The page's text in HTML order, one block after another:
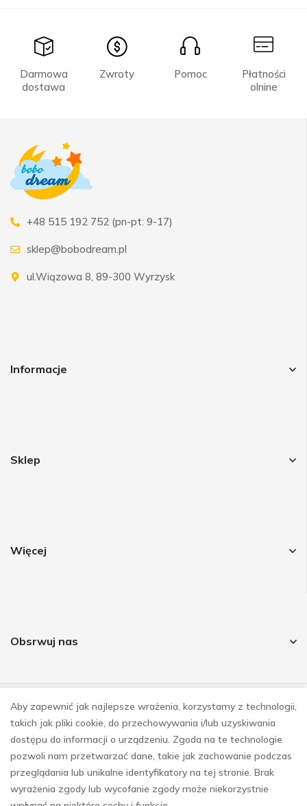
Darmowa
dostawa
Zwroty Pomoc
Płatności
olnine
+48 515 192 752 (pn-pt: 9-17)
sklep@bobodream.pl
ul.Wiązowa 8, 89-300 Wyrzysk
Informacje
Sklep
Więcej
Obsrwuj nas
© COPYRIGHT 2023
REALIZACJAE-SKLEPY INVESTNET
Aby zapewnić jak najlepsze wrażenia, korzystamy z technologii,
takich jak pliki cookie, do przechowywania i/lub uzyskiwania
dostępu do informacji o urządzeniu. Zgoda na te technologie
pozwoli nam przetwarzać dane, takie jak zachowanie podczas
przeglądania lub unikalne identyfikatory na tej stronie. Brak
wyrażenia zgody lub wycofanie zgody może niekorzystnie